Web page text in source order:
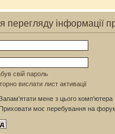
перегляду інформації
свій пароль
вислати лист активації
мене з цього комп'ютера
Приховати моє перебування на